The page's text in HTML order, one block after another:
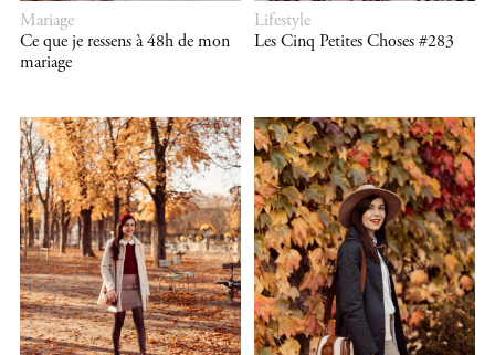
Mariage
Ce que je ressens à 48h de mon
mariage
Lifestyle
Les Cinq Petites Choses #283